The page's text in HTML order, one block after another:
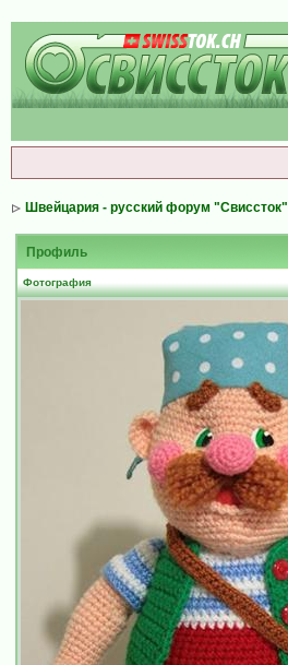
Швейцария - русский форум "Свиссток"
Профиль
Фотография